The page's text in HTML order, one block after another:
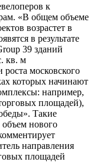
к
«В общем объеме
возрастет в
в результате
39 зданий
кв. м
московского
которых начинают
например,
площадей),
Такие
нового
направления
площадей